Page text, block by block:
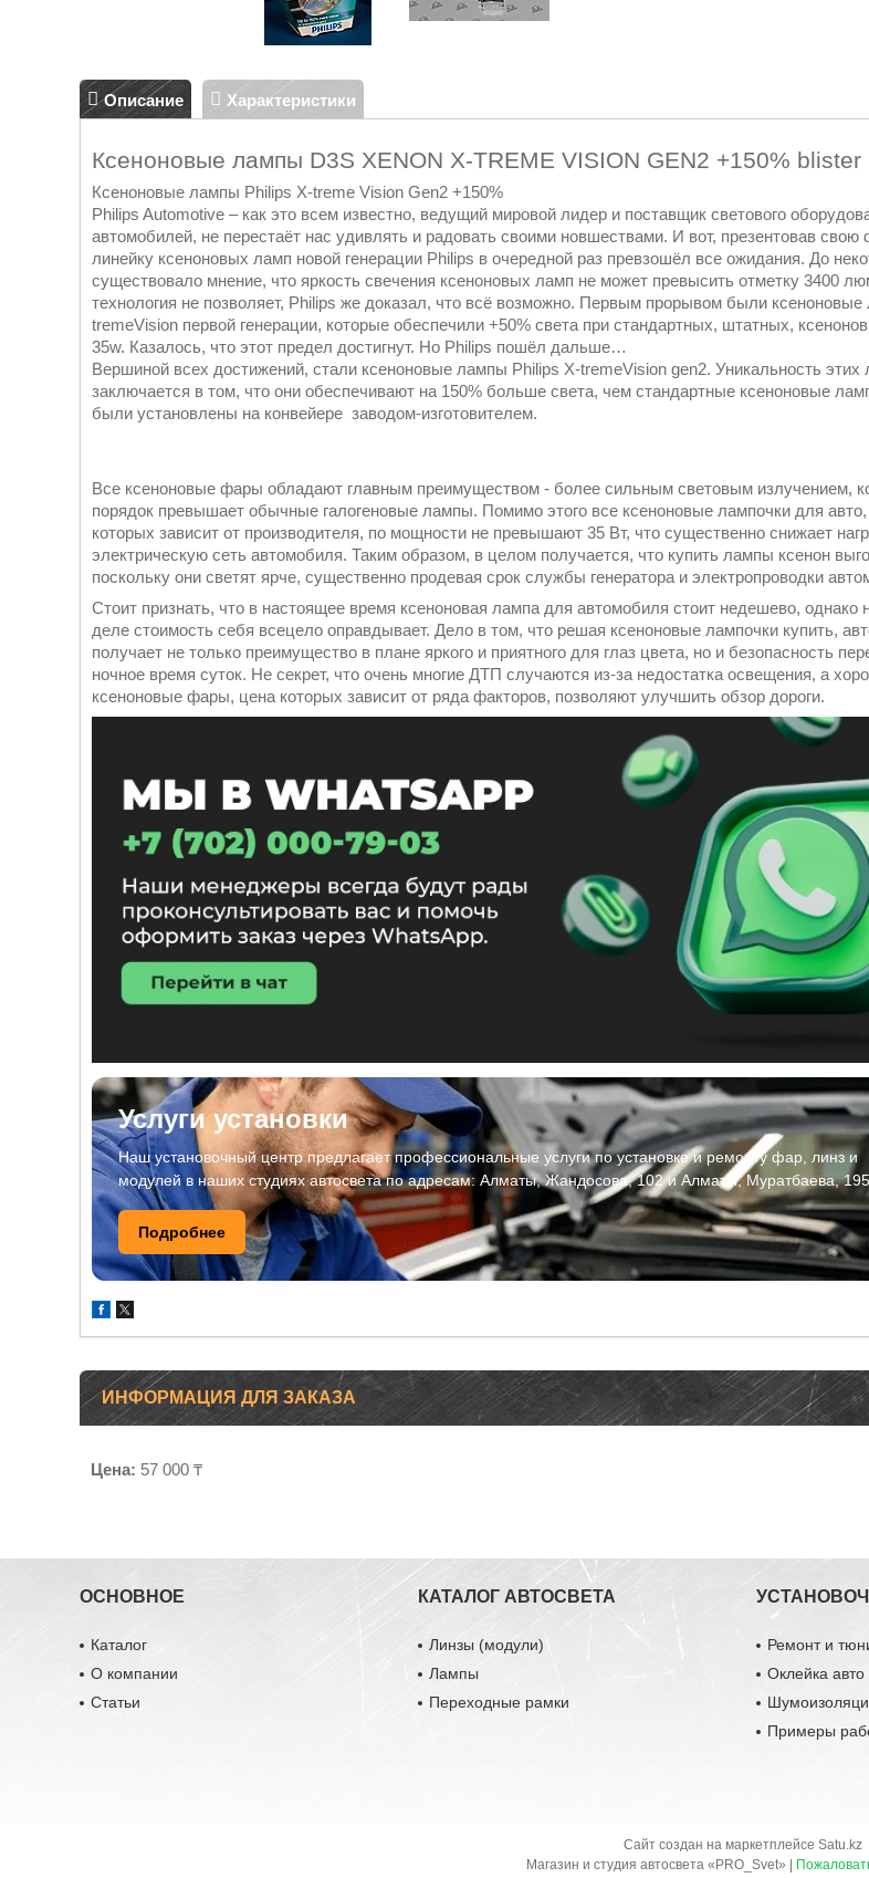
Описание Характеристики
Ксеноновые лампы D3S XENON X-TREME VISION GEN2 +150% blister
Ксеноновые лампы Philips X-treme Vision Gen2 +150%
Philips Automotive – как это всем известно, ведущий мировой лидер и поставщик светового
автомобилей, не перестаёт нас удивлять и радовать своими новшествами. И вот, презентовав свою
линейку ксеноновых ламп новой генерации Philips в очередной раз превзошёл все ожидания. До
существовало мнение, что яркость свечения ксеноновых ламп не может превысить отметку 3400
технология не позволяет, Philips же доказал, что всё возможно. Первым прорывом были
tremeVision первой генерации, которые обеспечили +50% света при стандартных, штатных,
35w. Казалось, что этот предел достигнут. Но Philips пошёл дальше…
Вершиной всех достижений, стали ксеноновые лампы Philips X-tremeVision gen2. Уникальность этих
заключается в том, что они обеспечивают на 150% больше света, чем стандартные ксеноновые
были установлены на конвейере заводом-изготовителем.
Все ксеноновые фары обладают главным преимуществом - более сильным световым излучением,
порядок превышает обычные галогеновые лампы. Помимо этого все ксеноновые лампочки для
которых зависит от производителя, по мощности не превышают 35 Вт, что существенно снижает
электрическую сеть автомобиля. Таким образом, в целом получается, что купить лампы ксенон
поскольку они светят ярче, существенно продевая срок службы генератора и электропроводки
Стоит признать, что в настоящее время ксеноновая лампа для автомобиля стоит недешево, однако
деле стоимость себя всецело оправдывает. Дело в том, что решая ксеноновые лампочки купить,
получает не только преимущество в плане яркого и приятного для глаз цвета, но и безопасность
ночное время суток. Не секрет, что очень многие ДТП случаются из-за недостатка освещения, а
ксеноновые фары, цена которых зависит от ряда факторов, позволяют улучшить обзор дороги.
Услуги установки
Наш установочный центр предлагает профессиональные услуги по установке и ремонту фар, линз и
модулей в наших студиях автосвета по адресам: Алматы, Жандосова, 102 и Алматы, Муратбаева,
Подробнее
ИНФОРМАЦИЯ ДЛЯ ЗАКАЗА
Цена: 57 000 ₸
ОСНОВНОЕ
Каталог
О компании
Статьи
КАТАЛОГ АВТОСВЕТА
Линзы (модули)
Лампы
Переходные рамки
Ремонт и
Оклейка авто
Примеры
Сайт создан на маркетплейсе Satu.kz